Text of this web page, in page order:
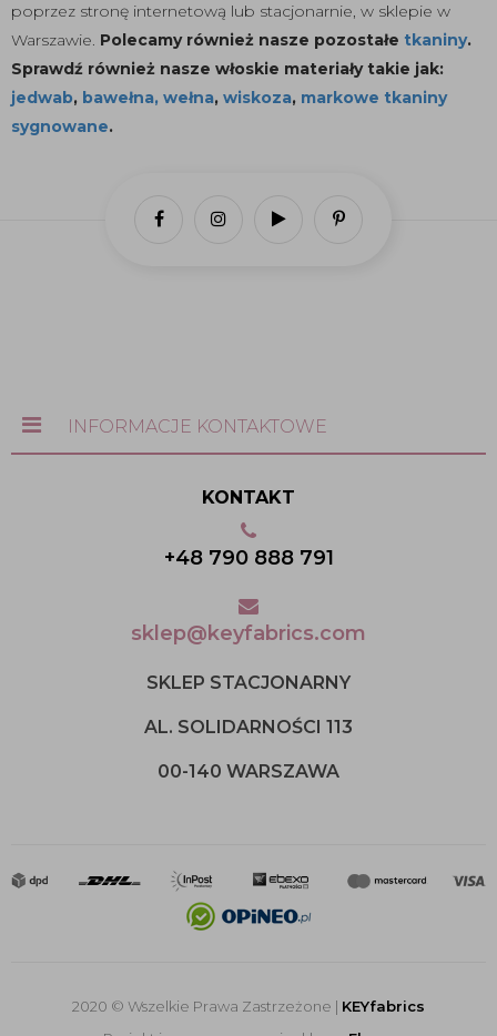
poprzez stronę internetową lub stacjonarnie, w sklepie w
Warszawie. Polecamy również nasze pozostałe tkaniny.
Sprawdź również nasze włoskie materiały takie jak:
jedwab, bawełna, wełna, wiskoza, markowe tkaniny
sygnowane.
INFORMACJE KONTAKTOWE
KONTAKT
+48 790 888 791
sklep@keyfabrics.com
SKLEP STACJONARNY
AL. SOLIDARNOŚCI 113
00-140 WARSZAWA
2020 © Wszelkie Prawa Zastrzeżone | KEYfabrics